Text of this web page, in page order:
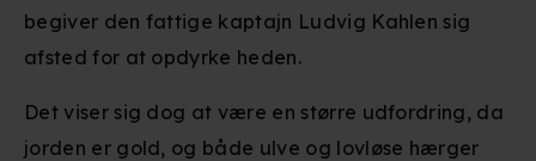
begiver den fattige kaptajn Ludvig Kahlen sig
afsted for at opdyrke heden.
Det viser sig dog at være en større udfordring, da
jorden er gold, og både ulve og lovløse hærger